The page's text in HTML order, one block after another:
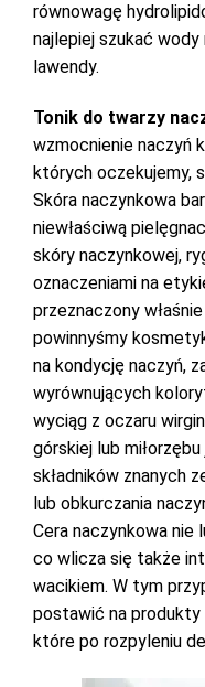
równowagę
najlepiej szukać wody
lawendy.
Tonik do twarzy
wzmocnienie naczyń
których oczekujemy,
Skóra naczynkowa
niewłaściwą
skóry naczynkowej,
oznaczeniami na
przeznaczony
powinnyśmy
na kondycję naczyń,
wyrównujących
wyciąg z oczaru
górskiej lub
składników znanych
lub obkurczania
Cera naczynkowa nie
co wlicza się także
wacikiem. W tym
postawić na produkty
które po rozpyleniu